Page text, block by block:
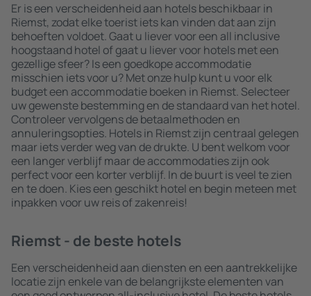
Er is een verscheidenheid aan hotels beschikbaar in
Riemst, zodat elke toerist iets kan vinden dat aan zijn
behoeften voldoet. Gaat u liever voor een all inclusive
hoogstaand hotel of gaat u liever voor hotels met een
gezellige sfeer? Is een goedkope accommodatie
misschien iets voor u? Met onze hulp kunt u voor elk
budget een accommodatie boeken in Riemst. Selecteer
uw gewenste bestemming en de standaard van het hotel.
Controleer vervolgens de betaalmethoden en
annuleringsopties. Hotels in Riemst zijn centraal gelegen
maar iets verder weg van de drukte. U bent welkom voor
een langer verblijf maar de accommodaties zijn ook
perfect voor een korter verblijf. In de buurt is veel te zien
en te doen. Kies een geschikt hotel en begin meteen met
inpakken voor uw reis of zakenreis!
Riemst - de beste hotels
Een verscheidenheid aan diensten en een aantrekkelijke
locatie zijn enkele van de belangrijkste elementen van